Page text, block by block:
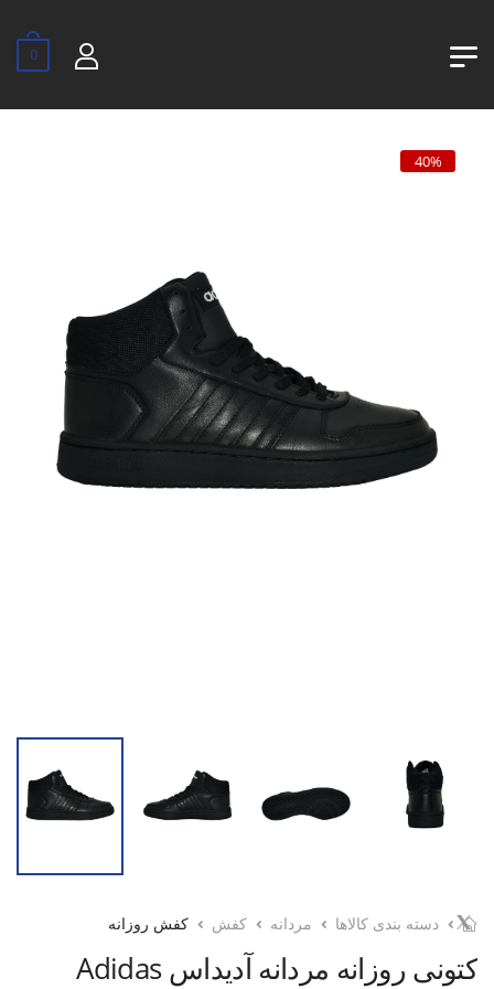
0
40%
دسته بندی کالاها مردانه کفش کفش روزانه
کتونی روزانه مردانه آدیداس Adidas